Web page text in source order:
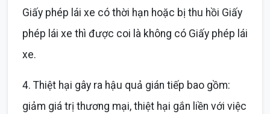
Giấy phép lái xe có thời hạn hoặc bị thu hồi Giấy
phép lái xe thì được coi là không có Giấy phép lái
xe.
4. Thiệt hại gây ra hậu quả gián tiếp bao gồm:
giảm giá trị thương mại, thiệt hại gắn liền với việc